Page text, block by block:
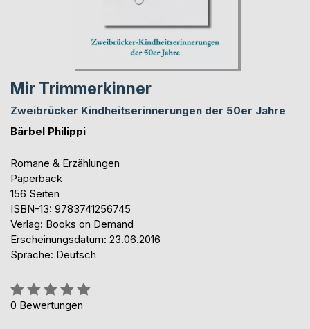
Mir Trimmerkinner
Zweibrücker Kindheitserinnerungen der 50er Jahre
Bärbel Philippi
Romane & Erzählungen
Paperback
156 Seiten
ISBN-13: 9783741256745
Verlag: Books on Demand
Erscheinungsdatum: 23.06.2016
Sprache: Deutsch
Bewertung::
0%
0 Bewertungen